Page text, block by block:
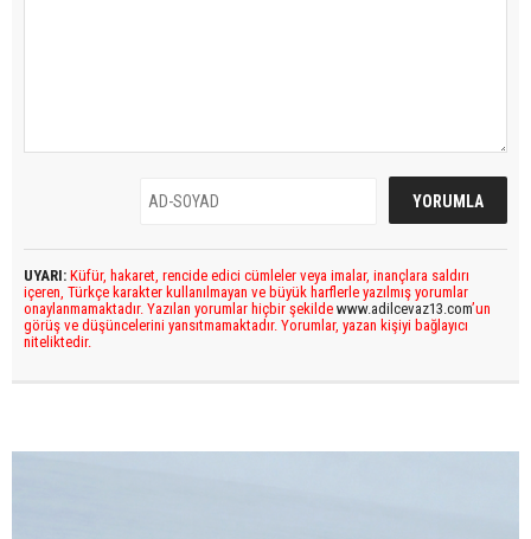
UYARI: Küfür, hakaret, rencide edici cümleler veya imalar, inançlara saldırı
içeren, Türkçe karakter kullanılmayan ve büyük harflerle yazılmış yorumlar
onaylanmamaktadır. Yazılan yorumlar hiçbir şekilde www.adilcevaz13.com’un
görüş ve düşüncelerini yansıtmamaktadır. Yorumlar, yazan kişiyi bağlayıcı
niteliktedir.